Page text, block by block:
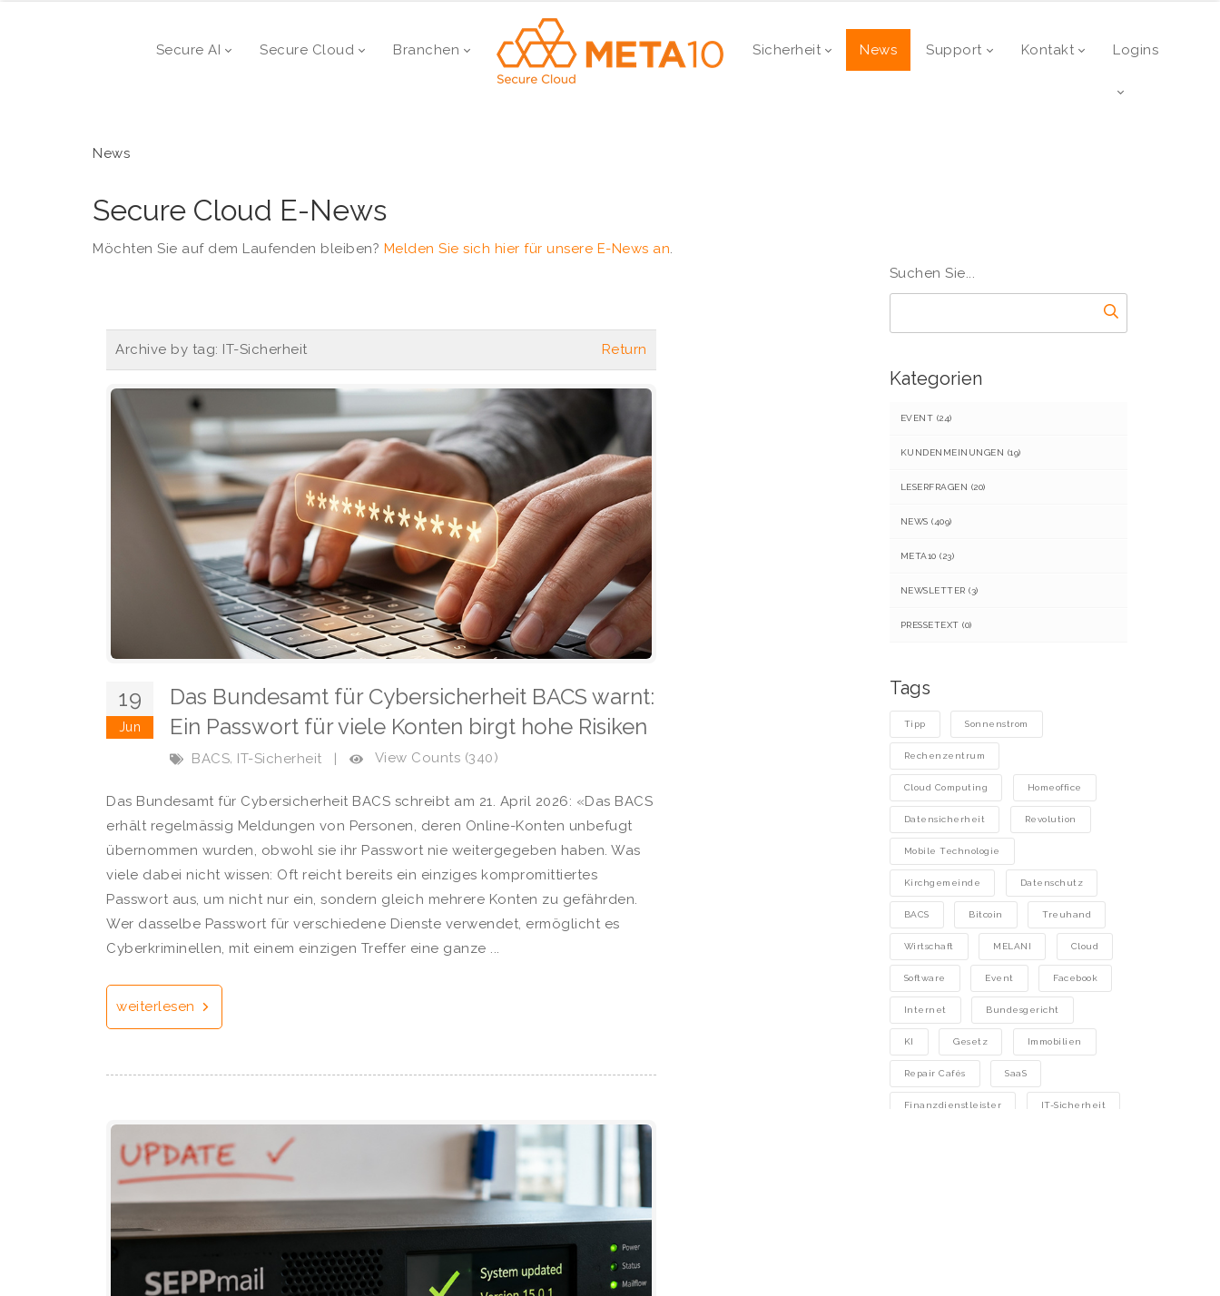
Secure AI Secure Cloud Branchen Sicherheit News Support Kontakt Logins
News
Secure Cloud E-News
Möchten Sie auf dem Laufenden bleiben? Melden Sie sich hier für unsere E-News an.
Archive by tag: IT-Sicherheit Return
19
Jun
Das Bundesamt für Cybersicherheit BACS warnt:
Ein Passwort für viele Konten birgt hohe Risiken
BACS, IT-Sicherheit | View Counts (340)
Das Bundesamt für Cybersicherheit BACS schreibt am 21. April 2026: «Das BACS
erhält regelmässig Meldungen von Personen, deren Online-Konten unbefugt
übernommen wurden, obwohl sie ihr Passwort nie weitergegeben haben. Was
viele dabei nicht wissen: Oft reicht bereits ein einziges kompromittiertes
Passwort aus, um nicht nur ein, sondern gleich mehrere Konten zu gefährden.
Wer dasselbe Passwort für verschiedene Dienste verwendet, ermöglicht es
Cyberkriminellen, mit einem einzigen Treffer eine ganze ...
weiterlesen
Suchen Sie...
Kategorien
EVENT (24)
KUNDENMEINUNGEN (19)
LESERFRAGEN (20)
NEWS (409)
META10 (23)
NEWSLETTER (3)
PRESSETEXT (0)
Tags
Tipp Sonnenstrom
Rechenzentrum
Cloud Computing Homeoffice
Datensicherheit Revolution
Mobile Technologie
Kirchgemeinde Datenschutz
BACS Bitcoin Treuhand
Wirtschaft MELANI Cloud
Software Event Facebook
Internet Bundesgericht
KI Gesetz Immobilien
Repair Cafés SaaS
Finanzdienstleister IT-Sicherheit